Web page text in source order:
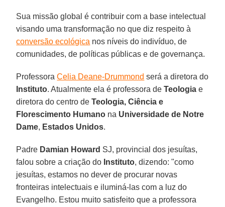
Sua missão global é contribuir com a base intelectual
visando uma transformação no que diz respeito à
conversão ecológica nos níveis do indivíduo, de
comunidades, de políticas públicas e de governança.
ProfessoraCelia Deane-Drummond será a diretora do
Instituto. Atualmente ela é professora deTeologia e
diretora do centro deTeologia, Ciência e
Florescimento Humano na Universidade de Notre
Dame, Estados Unidos.
Padre Damian Howard SJ, provincial dos jesuítas,
falou sobre a criação do Instituto, dizendo: "como
jesuítas, estamos no dever de procurar novas
fronteiras intelectuais e iluminá-las com a luz do
Evangelho. Estou muito satisfeito que a professora